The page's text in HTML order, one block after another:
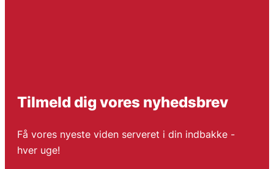
Tilmeld dig vores nyhedsbrev
Få vores nyeste viden serveret i din indbakke -
hver uge!